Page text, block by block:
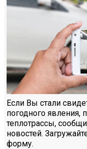
Если Вы стали
погодного явления,
теплотрассы,
новостей.
форму.